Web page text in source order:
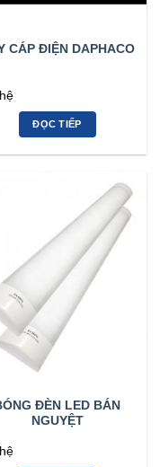
CÁP ĐIỆN DAPHACO
ĐỌC TIẾP
ĐÈN LED BÁN
NGUYỆT